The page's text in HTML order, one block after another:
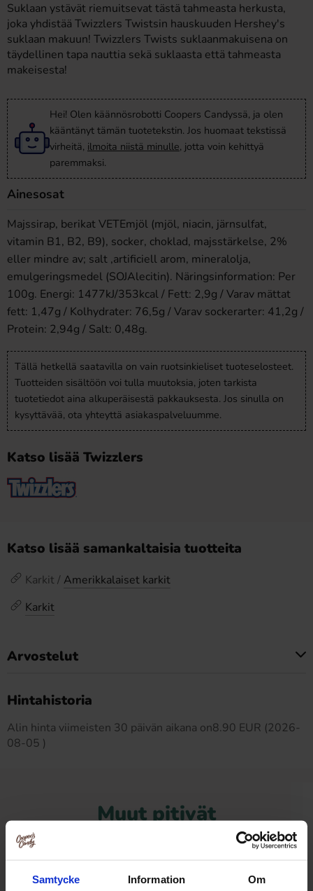
Samtycke Information Om
Suklaan ystävät riemuitsevat tästä tahmeasta herkusta,
joka yhdistää Twizzlers Twistsin hauskuuden Hershey's
suklaan makuun! Twizzlers Twists suklaanmakuisena on
täydellinen tapa nauttia sekä suklaasta että tahmeasta
makeisesta!
Hei! Olen käännösrobotti Coopers Candyssä, ja olen
kääntänyt tämän tuotetekstin. Jos huomaat tekstissä
virheitä, ilmoita niistä minulle, jotta voin kehittyä
paremmaksi.
Ainesosat
Majssirap, berikat VETEmjöl (mjöl, niacin, järnsulfat,
vitamin B1, B2, B9), socker, choklad, majsstärkelse, 2%
eller mindre av; salt ,artificiell arom, mineralolja,
emulgeringsmedel (SOJAlecitin). Näringsinformation: Per
100g. Energi: 1477kJ/353kcal / Fett: 2,9g / Varav mättat
fett: 1,47g / Kolhydrater: 76,5g / Varav sockerarter: 41,2g /
Protein: 2,94g / Salt: 0,48g.
Tällä hetkellä saatavilla on vain ruotsinkieliset tuoteselosteet.
Tuotteiden sisältöön voi tulla muutoksia, joten tarkista
tuotetiedot aina alkuperäisestä pakkauksesta. Jos sinulla on
kysyttävää, ota yhteyttä asiakaspalveluumme.
Katso lisää Twizzlers
Katso lisää samankaltaisia tuotteita
Karkit / Amerikkalaiset karkit
Karkit
Arvostelut
Hintahistoria
Alin hinta viimeisten 30 päivän aikana on8.90 EUR (2026-
08-05 )
Muut pitivät